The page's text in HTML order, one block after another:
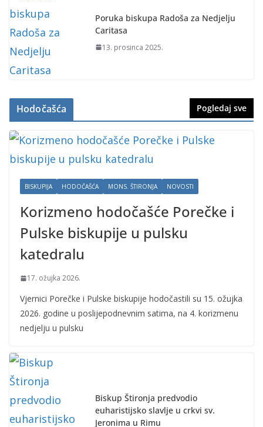
Poruka biskupa Radoša za Nedjelju
Caritasa
13. prosinca 2025.
Hodočašća Pogledaj sve
BISKUPIJA HODOČAŠĆA MONS. ŠTIRONJA NOVOSTI
Korizmeno hodočašće Porečke i
Pulske biskupije u pulsku
katedralu
17. ožujka 2026.
Vjernici Porečke i Pulske biskupije hodočastili su 15. ožujka
2026. godine u poslijepodnevnim satima, na 4. korizmenu
nedjelju u pulsku
Biskup Štironja predvodio
euharistijsko slavlje u crkvi sv.
Jeronima u Rimu